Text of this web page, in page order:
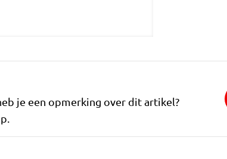
je een opmerking over dit artikel?